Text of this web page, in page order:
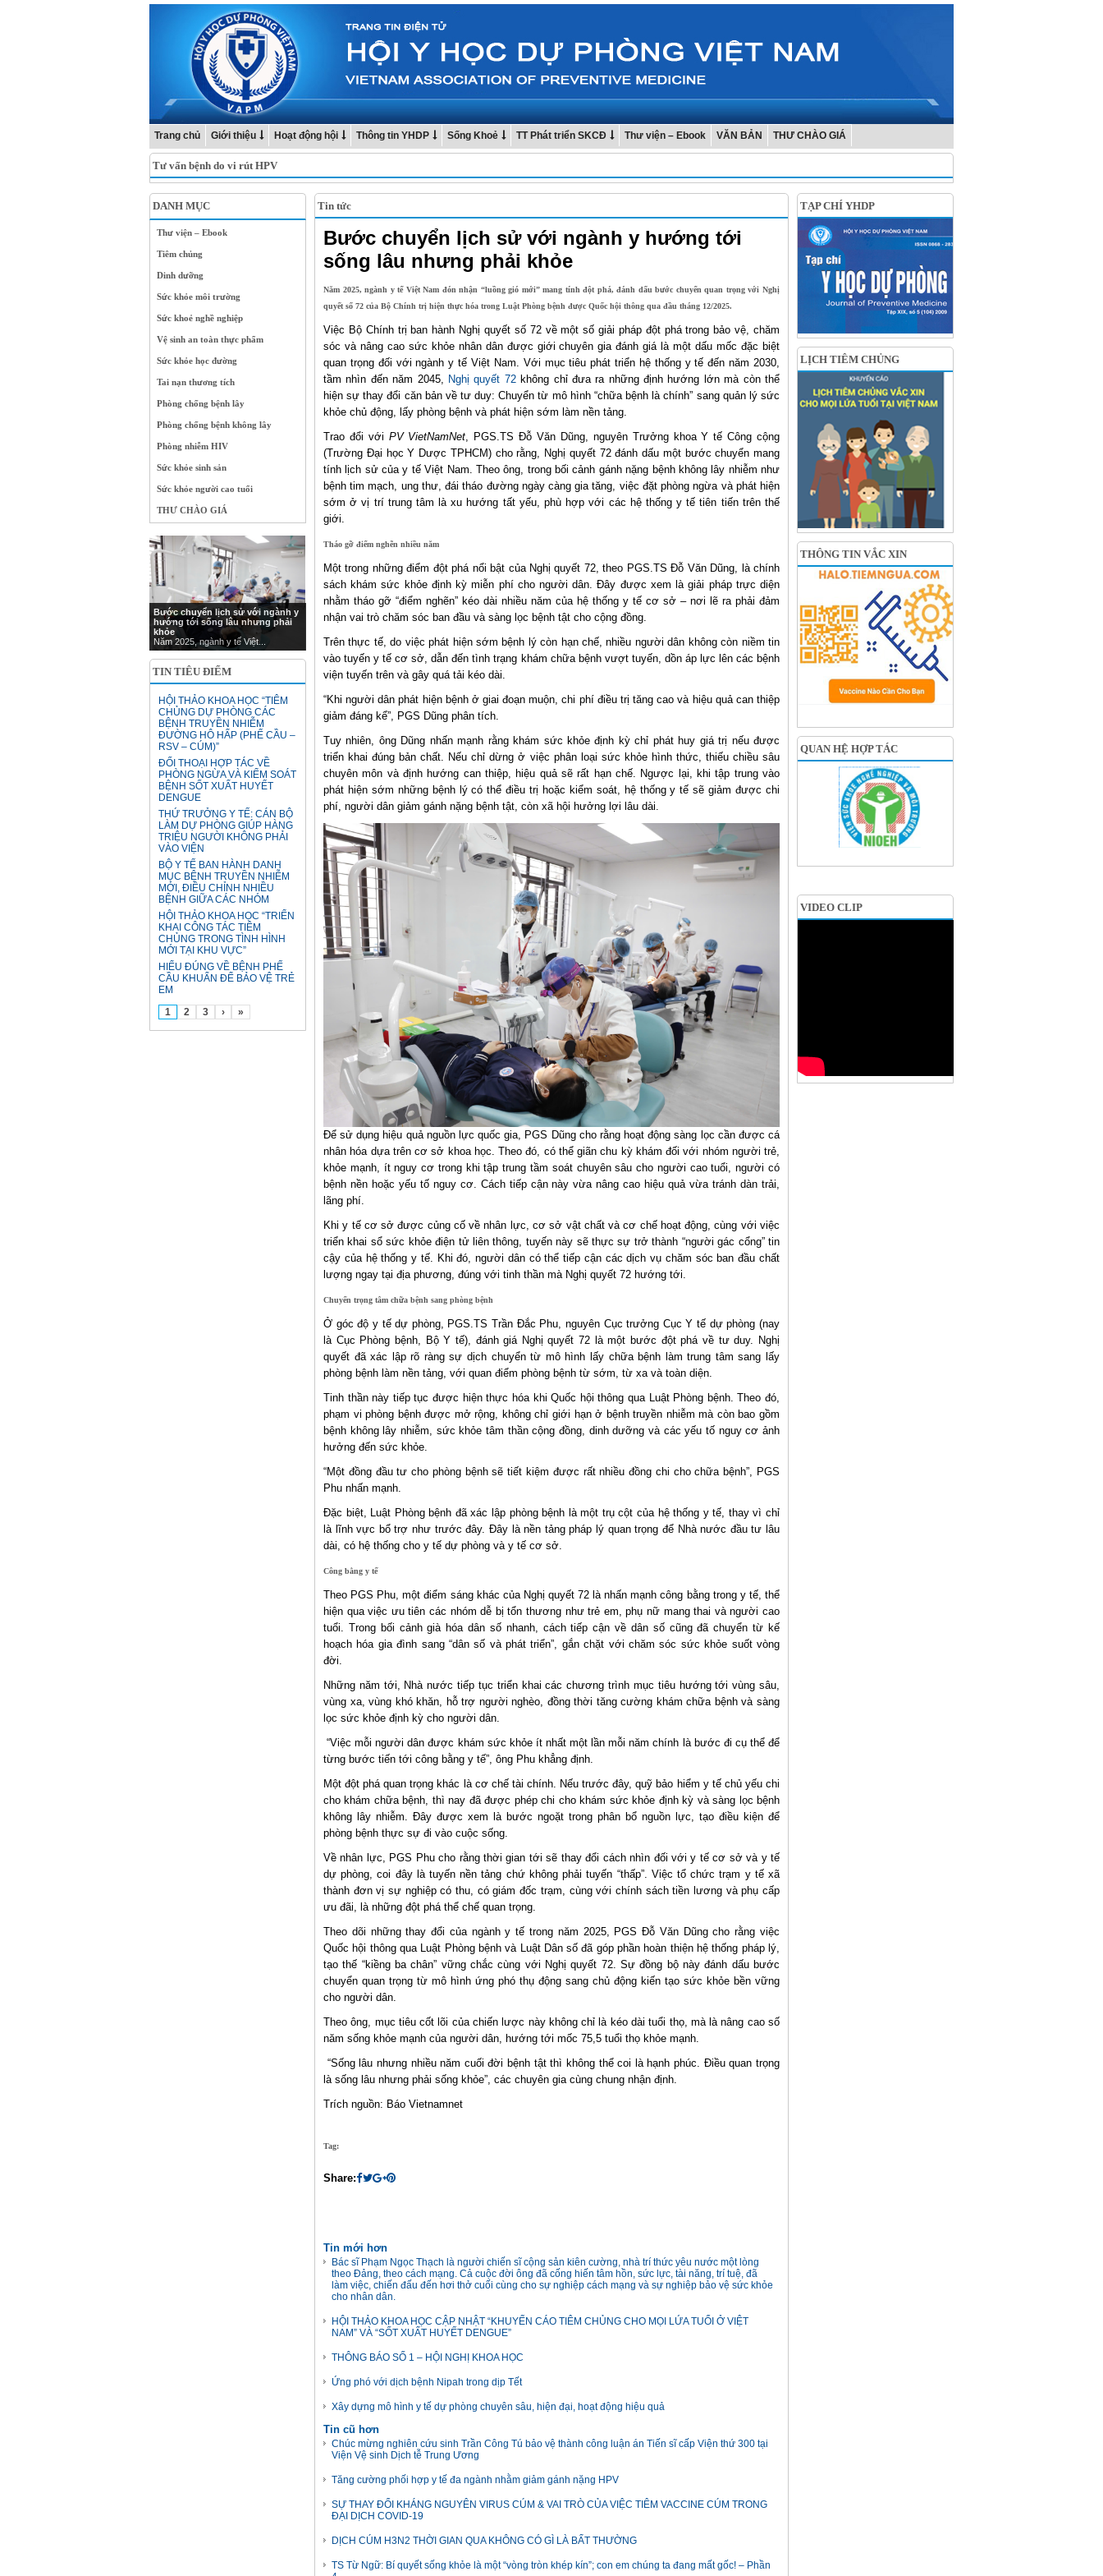
Trang chủ Giới thiệu Hoạt động hội Thông tin YHDP Sống Khoẻ TT Phát triển SKCĐ Thư viện – Ebook VĂN BẢN THƯ CHÀO GIÁ
Tư vấn bệnh do vi rút HPV
DANH MỤC
Thư viện – Ebook
Tiêm chủng
Dinh dưỡng
Sức khỏe môi trường
Sức khoẻ nghề nghiệp
Vệ sinh an toàn thực phẩm
Sức khỏe học đường
Tai nạn thương tích
Phòng chống bệnh lây
Phòng chống bệnh không lây
Phòng nhiễm HIV
Sức khỏe sinh sản
Sức khỏe người cao tuổi
THƯ CHÀO GIÁ
Bước chuyển lịch sử với ngành y
hướng tới sống lâu nhưng phải
khỏe
Năm 2025, ngành y tế Việt...
TIN TIÊU ĐIỂM
HỘI THẢO KHOA HỌC “TIÊM
CHỦNG DỰ PHÒNG CÁC
BỆNH TRUYỀN NHIỄM
ĐƯỜNG HÔ HẤP (PHẾ CẦU –
RSV – CÚM)”
ĐỐI THOẠI HỢP TÁC VỀ
PHÒNG NGỪA VÀ KIỂM SOÁT
BỆNH SỐT XUẤT HUYẾT
DENGUE
THỨ TRƯỞNG Y TẾ: CÁN BỘ
LÀM DỰ PHÒNG GIÚP HÀNG
TRIỆU NGƯỜI KHÔNG PHẢI
VÀO VIỆN
BỘ Y TẾ BAN HÀNH DANH
MỤC BỆNH TRUYỀN NHIỄM
MỚI, ĐIỀU CHỈNH NHIỀU
BỆNH GIỮA CÁC NHÓM
HỘI THẢO KHOA HỌC “TRIỂN
KHAI CÔNG TÁC TIÊM
CHỦNG TRONG TÌNH HÌNH
MỚI TẠI KHU VỰC”
HIỂU ĐÚNG VỀ BỆNH PHẾ
CẦU KHUẨN ĐỂ BẢO VỆ TRẺ
EM
1
2 3 › »
Tin tức
Bước chuyển lịch sử với ngành y hướng tới
sống lâu nhưng phải khỏe
Năm 2025, ngành y tế Việt Nam đón nhận “luồng gió mới” mang tính đột phá, đánh dấu bước chuyển quan trọng với Nghị
quyết số 72 của Bộ Chính trị hiện thực hóa trong Luật Phòng bệnh được Quốc hội thông qua đầu tháng 12/2025.
Việc Bộ Chính trị ban hành Nghị quyết số 72 về một số giải pháp đột phá trong bảo vệ, chăm
sóc và nâng cao sức khỏe nhân dân được giới chuyên gia đánh giá là một dấu mốc đặc biệt
quan trọng đối với ngành y tế Việt Nam. Với mục tiêu phát triển hệ thống y tế đến năm 2030,
tầm nhìn đến năm 2045, Nghị quyết 72không chỉ đưa ra những định hướng lớn mà còn thể
hiện sự thay đổi căn bản về tư duy: Chuyển từ mô hình “chữa bệnh là chính” sang quản lý sức
khỏe chủ động, lấy phòng bệnh và phát hiện sớm làm nền tảng.
Trao đổi với PV VietNamNet, PGS.TS Đỗ Văn Dũng, nguyên Trưởng khoa Y tế Công cộng
(Trường Đại học Y Dược TPHCM) cho rằng, Nghị quyết 72 đánh dấu một bước chuyển mang
tính lịch sử của y tế Việt Nam. Theo ông, trong bối cảnh gánh nặng bệnh không lây nhiễm như
bệnh tim mạch, ung thư, đái tháo đường ngày càng gia tăng, việc đặt phòng ngừa và phát hiện
sớm ở vị trí trung tâm là xu hướng tất yếu, phù hợp với các hệ thống y tế tiên tiến trên thế
giới.
Tháo gỡ điểm nghẽn nhiều năm
Một trong những điểm đột phá nổi bật của Nghị quyết 72, theo PGS.TS Đỗ Văn Dũng, là chính
sách khám sức khỏe định kỳ miễn phí cho người dân. Đây được xem là giải pháp trực diện
nhằm tháo gỡ “điểm nghẽn” kéo dài nhiều năm của hệ thống y tế cơ sở – nơi lẽ ra phải đảm
nhận vai trò chăm sóc ban đầu và sàng lọc bệnh tật cho cộng đồng.
Trên thực tế, do việc phát hiện sớm bệnh lý còn hạn chế, nhiều người dân không còn niềm tin
vào tuyến y tế cơ sở, dẫn đến tình trạng khám chữa bệnh vượt tuyến, dồn áp lực lên các bệnh
viện tuyến trên và gây quá tải kéo dài.
“Khi người dân phát hiện bệnh ở giai đoạn muộn, chi phí điều trị tăng cao và hiệu quả can thiệp
giảm đáng kể”, PGS Dũng phân tích.
Tuy nhiên, ông Dũng nhấn mạnh rằng khám sức khỏe định kỳ chỉ phát huy giá trị nếu được
triển khai đúng bản chất. Nếu chỉ dừng ở việc phân loại sức khỏe hình thức, thiếu chiều sâu
chuyên môn và định hướng can thiệp, hiệu quả sẽ rất hạn chế. Ngược lại, khi tập trung vào
phát hiện sớm những bệnh lý có thể điều trị hoặc kiểm soát, hệ thống y tế sẽ giảm được chi
phí, người dân giảm gánh nặng bệnh tật, còn xã hội hưởng lợi lâu dài.
Để sử dụng hiệu quả nguồn lực quốc gia, PGS Dũng cho rằng hoạt động sàng lọc cần được cá
nhân hóa dựa trên cơ sở khoa học. Theo đó, có thể giãn chu kỳ khám đối với nhóm người trẻ,
khỏe mạnh, ít nguy cơ trong khi tập trung tầm soát chuyên sâu cho người cao tuổi, người có
bệnh nền hoặc yếu tố nguy cơ. Cách tiếp cận này vừa nâng cao hiệu quả vừa tránh dàn trải,
lãng phí.
Khi y tế cơ sở được củng cố về nhân lực, cơ sở vật chất và cơ chế hoạt động, cùng với việc
triển khai sổ sức khỏe điện tử liên thông, tuyến này sẽ thực sự trở thành “người gác cổng” tin
cậy của hệ thống y tế. Khi đó, người dân có thể tiếp cận các dịch vụ chăm sóc ban đầu chất
lượng ngay tại địa phương, đúng với tinh thần mà Nghị quyết 72 hướng tới.
Chuyển trọng tâm chữa bệnh sang phòng bệnh
Ở góc độ y tế dự phòng, PGS.TS Trần Đắc Phu, nguyên Cục trưởng Cục Y tế dự phòng (nay
là Cục Phòng bệnh, Bộ Y tế), đánh giá Nghị quyết 72 là một bước đột phá về tư duy. Nghị
quyết đã xác lập rõ ràng sự dịch chuyển từ mô hình lấy chữa bệnh làm trung tâm sang lấy
phòng bệnh làm nền tảng, với quan điểm phòng bệnh từ sớm, từ xa và toàn diện.
Tinh thần này tiếp tục được hiện thực hóa khi Quốc hội thông qua Luật Phòng bệnh. Theo đó,
phạm vi phòng bệnh được mở rộng, không chỉ giới hạn ở bệnh truyền nhiễm mà còn bao gồm
bệnh không lây nhiễm, sức khỏe tâm thần cộng đồng, dinh dưỡng và các yếu tố nguy cơ ảnh
hưởng đến sức khỏe.
“Một đồng đầu tư cho phòng bệnh sẽ tiết kiệm được rất nhiều đồng chi cho chữa bệnh”, PGS
Phu nhấn mạnh.
Đặc biệt, Luật Phòng bệnh đã xác lập phòng bệnh là một trụ cột của hệ thống y tế, thay vì chỉ
là lĩnh vực bổ trợ như trước đây. Đây là nền tảng pháp lý quan trọng để Nhà nước đầu tư lâu
dài, có hệ thống cho y tế dự phòng và y tế cơ sở.
Công bằng y tế
Theo PGS Phu, một điểm sáng khác của Nghị quyết 72 là nhấn mạnh công bằng trong y tế, thể
hiện qua việc ưu tiên các nhóm dễ bị tổn thương như trẻ em, phụ nữ mang thai và người cao
tuổi. Trong bối cảnh già hóa dân số nhanh, cách tiếp cận về dân số cũng đã chuyển từ kế
hoạch hóa gia đình sang “dân số và phát triển”, gắn chặt với chăm sóc sức khỏe suốt vòng
đời.
Những năm tới, Nhà nước tiếp tục triển khai các chương trình mục tiêu hướng tới vùng sâu,
vùng xa, vùng khó khăn, hỗ trợ người nghèo, đồng thời tăng cường khám chữa bệnh và sàng
lọc sức khỏe định kỳ cho người dân.
“Việc mỗi người dân được khám sức khỏe ít nhất một lần mỗi năm chính là bước đi cụ thể để
từng bước tiến tới công bằng y tế”, ông Phu khẳng định.
Một đột phá quan trọng khác là cơ chế tài chính. Nếu trước đây, quỹ bảo hiểm y tế chủ yếu chi
cho khám chữa bệnh, thì nay đã được phép chi cho khám sức khỏe định kỳ và sàng lọc bệnh
không lây nhiễm. Đây được xem là bước ngoặt trong phân bổ nguồn lực, tạo điều kiện để
phòng bệnh thực sự đi vào cuộc sống.
Về nhân lực, PGS Phu cho rằng thời gian tới sẽ thay đổi cách nhìn đối với y tế cơ sở và y tế
dự phòng, coi đây là tuyến nền tảng chứ không phải tuyến “thấp”. Việc tổ chức trạm y tế xã
thành đơn vị sự nghiệp có thu, có giám đốc trạm, cùng với chính sách tiền lương và phụ cấp
ưu đãi, là những đột phá thể chế quan trọng.
Theo dõi những thay đổi của ngành y tế trong năm 2025, PGS Đỗ Văn Dũng cho rằng việc
Quốc hội thông qua Luật Phòng bệnh và Luật Dân số đã góp phần hoàn thiện hệ thống pháp lý,
tạo thế “kiềng ba chân” vững chắc cùng với Nghị quyết 72. Sự đồng bộ này đánh dấu bước
chuyển quan trọng từ mô hình ứng phó thụ động sang chủ động kiến tạo sức khỏe bền vững
cho người dân.
Theo ông, mục tiêu cốt lõi của chiến lược này không chỉ là kéo dài tuổi thọ, mà là nâng cao số
năm sống khỏe mạnh của người dân, hướng tới mốc 75,5 tuổi thọ khỏe mạnh.
“Sống lâu nhưng nhiều năm cuối đời bệnh tật thì không thể coi là hạnh phúc. Điều quan trọng
là sống lâu nhưng phải sống khỏe”, các chuyên gia cùng chung nhận định.
Trích nguồn: Báo Vietnamnet
Tag:
Share:
Tin mới hơn
Bác sĩ Phạm Ngọc Thạch là người chiến sĩ cộng sản kiên cường, nhà trí thức yêu nước một lòng
theo Đảng, theo cách mạng. Cả cuộc đời ông đã cống hiến tâm hồn, sức lực, tài năng, trí tuệ, đã
làm việc, chiến đấu đến hơi thở cuối cùng cho sự nghiệp cách mạng và sự nghiệp bảo vệ sức khỏe
cho nhân dân.
HỘI THẢO KHOA HỌC CẬP NHẬT “KHUYẾN CÁO TIÊM CHỦNG CHO MỌI LỨA TUỔI Ở VIỆT
NAM” VÀ “SỐT XUẤT HUYẾT DENGUE”
THÔNG BÁO SỐ 1 – HỘI NGHỊ KHOA HỌC
Ứng phó với dịch bệnh Nipah trong dịp Tết
Xây dựng mô hình y tế dự phòng chuyên sâu, hiện đại, hoạt động hiệu quả
Tin cũ hơn
Chúc mừng nghiên cứu sinh Trần Công Tú bảo vệ thành công luận án Tiến sĩ cấp Viện thứ 300 tại
Viện Vệ sinh Dịch tễ Trung Ương
Tăng cường phối hợp y tế đa ngành nhằm giảm gánh nặng HPV
SỰ THAY ĐỔI KHÁNG NGUYÊN VIRUS CÚM & VAI TRÒ CỦA VIỆC TIÊM VACCINE CÚM TRONG
ĐẠI DỊCH COVID-19
DỊCH CÚM H3N2 THỜI GIAN QUA KHÔNG CÓ GÌ LÀ BẤT THƯỜNG
TS Từ Ngữ: Bí quyết sống khỏe là một “vòng tròn khép kín”; con em chúng ta đang mất gốc! – Phần
TẠP CHÍ YHDP
LỊCH TIÊM CHỦNG
THÔNG TIN VẮC XIN
QUAN HỆ HỢP TÁC
VIDEO CLIP